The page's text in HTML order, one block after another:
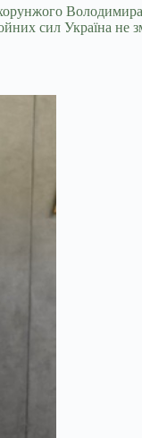
сил Україна не